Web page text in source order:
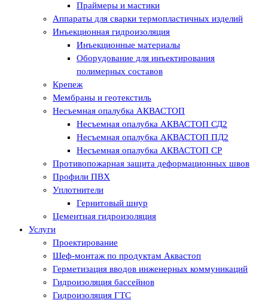
Праймеры и мастики
Аппараты для сварки термопластичных изделий
Инъекционная гидроизоляция
Инъекционные материалы
Оборудование для инъектирования
полимерных составов
Крепеж
Мембраны и геотекстиль
Несъемная опалубка АКВАСТОП
Несъемная опалубка АКВАСТОП СД2
Несъемная опалубка АКВАСТОП ПД2
Несъемная опалубка АКВАСТОП СР
Противопожарная защита деформационных швов
Профили ПВХ
Уплотнители
Гернитовый шнур
Цементная гидроизоляция
Услуги
Проектирование
Шеф-монтаж по продуктам Аквастоп
Герметизация вводов инженерных коммуникаций
Гидроизоляция бассейнов
Гидроизоляция ГТС